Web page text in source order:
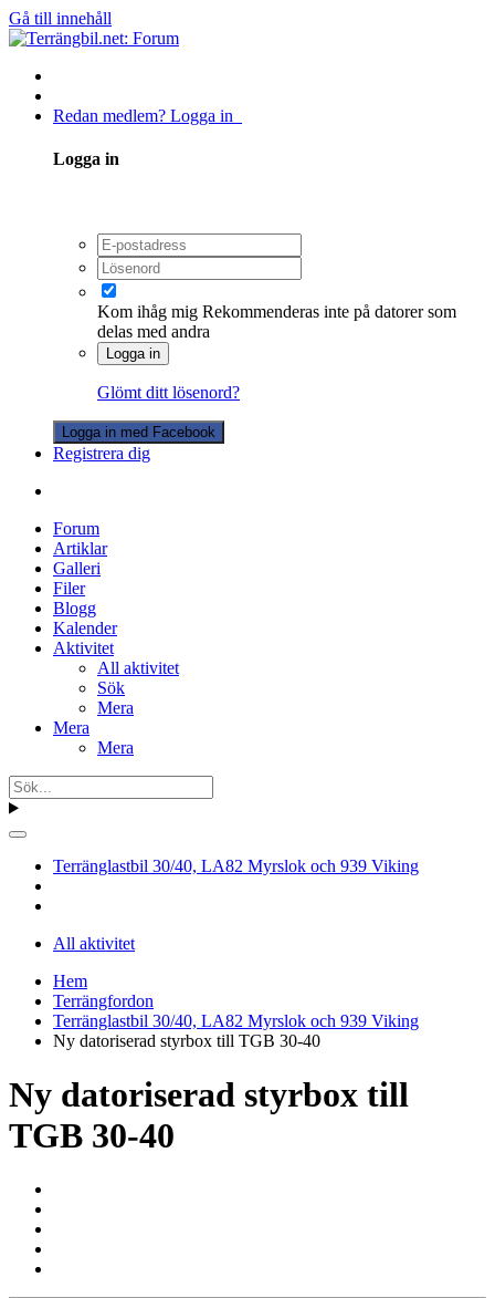
Gå till innehåll
Redan medlem? Logga in
Logga in
Kom ihåg mig Rekommenderas inte på datorer som
delas med andra
Logga in
Glömt ditt lösenord?
Logga in med Facebook
Registrera dig
Forum
Artiklar
Galleri
Filer
Blogg
Kalender
Aktivitet
All aktivitet
Sök
Mera
Mera
Mera
Terränglastbil 30/40, LA82 Myrslok och 939 Viking
All aktivitet
Hem
Terrängfordon
Terränglastbil 30/40, LA82 Myrslok och 939 Viking
Ny datoriserad styrbox till TGB 30-40
Ny datoriserad styrbox till
TGB 30-40